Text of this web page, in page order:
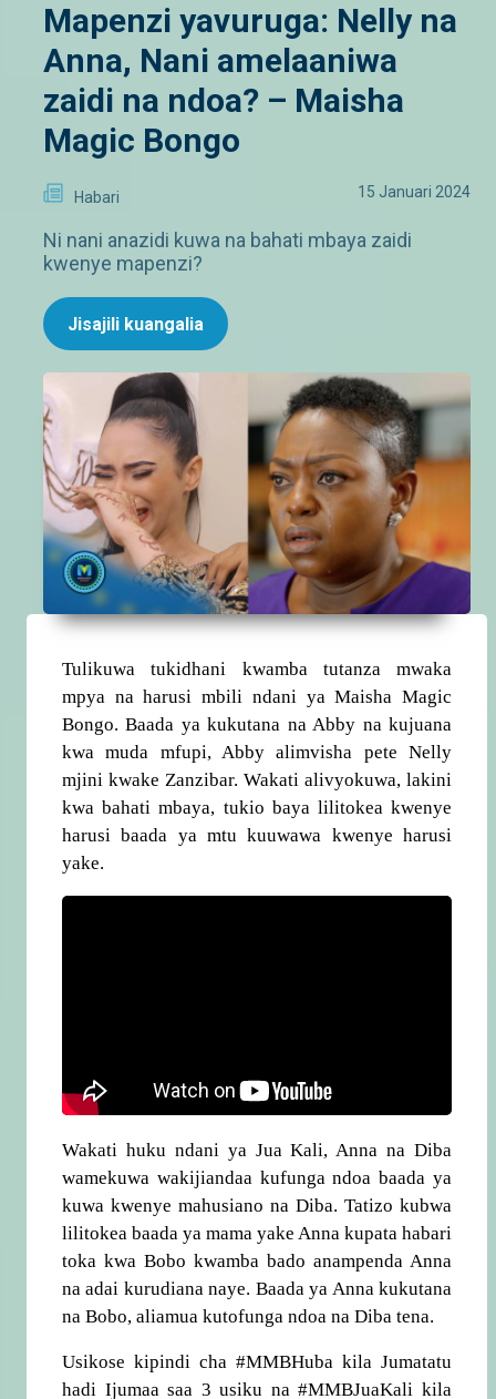
Mapenzi yavuruga: Nelly na
Anna, Nani amelaaniwa
zaidi na ndoa? – Maisha
Magic Bongo
Habari 15 Januari 2024
Ni nani anazidi kuwa na bahati mbaya zaidi
kwenye mapenzi?
Jisajili kuangalia
Tulikuwa tukidhani kwamba tutanza mwaka
mpya na harusi mbili ndani ya Maisha Magic
Bongo. Baada ya kukutana na Abby na kujuana
kwa muda mfupi, Abby alimvisha pete Nelly
mjini kwake Zanzibar. Wakati alivyokuwa, lakini
kwa bahati mbaya, tukio baya lilitokea kwenye
harusi baada ya mtu kuuwawa kwenye harusi
yake.
Wakati huku ndani ya Jua Kali, Anna na Diba
wamekuwa wakijiandaa kufunga ndoa baada ya
kuwa kwenye mahusiano na Diba. Tatizo kubwa
lilitokea baada ya mama yake Anna kupata habari
toka kwa Bobo kwamba bado anampenda Anna
na adai kurudiana naye. Baada ya Anna kukutana
na Bobo, aliamua kutofunga ndoa na Diba tena.
Usikose kipindi cha #MMBHuba kila Jumatatu
hadi Ijumaa saa 3 usiku na #MMBJuaKali kila